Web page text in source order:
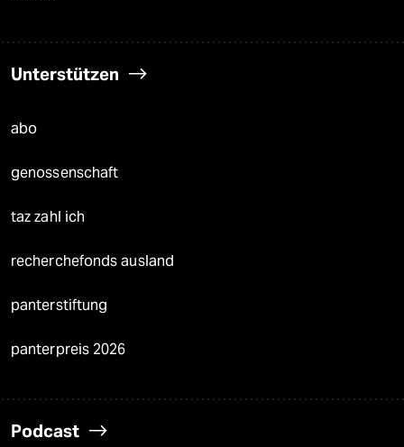
Unterstützen
abo
genossenschaft
taz zahl ich
recherchefonds ausland
panterstiftung
panterpreis 2026
Podcast